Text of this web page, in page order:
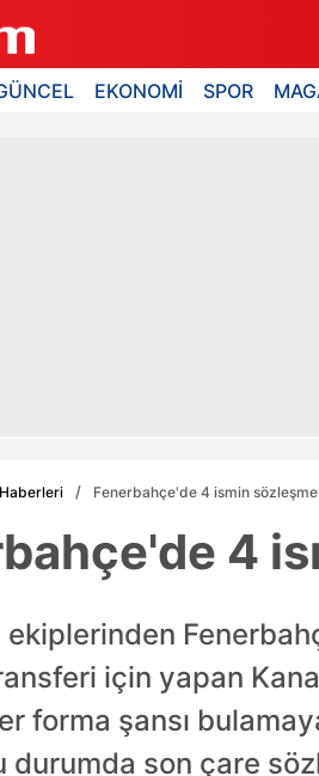
EKONOMİ SPOR
Fenerbahçe'de 4 ismin
4
için yapan
forma şansı
durumda son çare